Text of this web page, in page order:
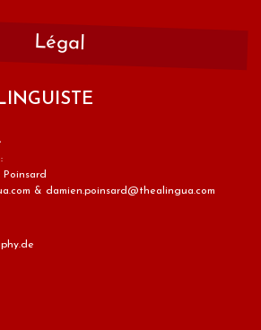
Légal
& damien.poinsard@thealingua.com